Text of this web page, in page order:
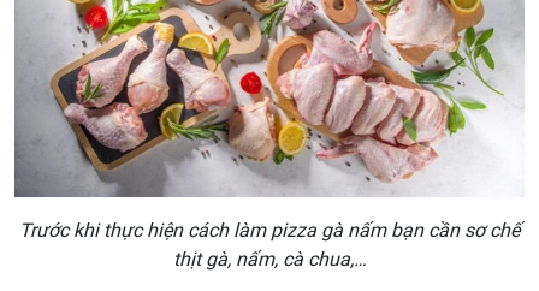
Trước khi thực hiện cách làm pizza gà nấm bạn cần sơ chế
thịt gà, nấm, cà chua,…